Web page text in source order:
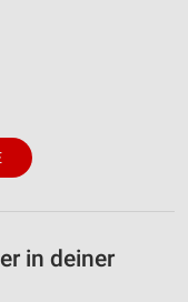
in deiner